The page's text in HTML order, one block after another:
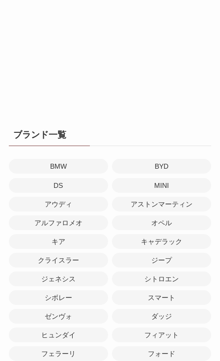
ブランド一覧
BMW BYD
DS MINI
アウディ アストンマーティン
アルファロメオ オペル
キア キャデラック
クライスラー ジープ
ジェネシス シトロエン
シボレー スマート
ゼンヴォ ダッジ
ヒュンダイ フィアット
フェラーリ フォード